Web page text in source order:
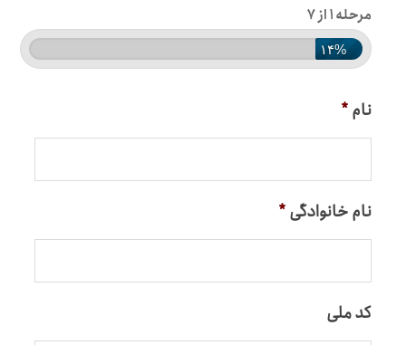
مرحله ۱ از ۷
۱۴%
نام*
نام خانوادگی*
کد ملی